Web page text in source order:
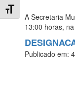
Toggle Font size
A Secretaria
13:00 horas,
Publicado em: